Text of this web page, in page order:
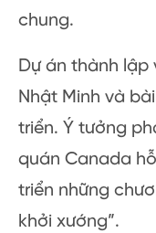
chung.
Dự án thành lập
Nhật Minh và
triển. Ý tưởng
quán Canada
triển những
khởi xướng”.